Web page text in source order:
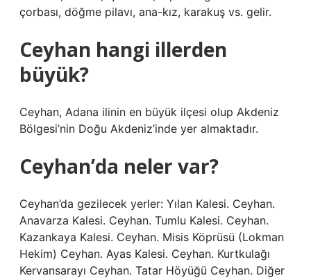
çorbası, döğme pilavı, ana-kız, karakuş vs. gelir.
Ceyhan hangi illerden
büyük?
Ceyhan, Adana ilinin en büyük ilçesi olup Akdeniz
Bölgesi’nin Doğu Akdeniz’inde yer almaktadır.
Ceyhan’da neler var?
Ceyhan’da gezilecek yerler: Yılan Kalesi. Ceyhan.
Anavarza Kalesi. Ceyhan. Tumlu Kalesi. Ceyhan.
Kazankaya Kalesi. Ceyhan. Misis Köprüsü (Lokman
Hekim) Ceyhan. Ayas Kalesi. Ceyhan. Kurtkulağı
Kervansarayı Ceyhan. Tatar Höyüğü Ceyhan. Diğer